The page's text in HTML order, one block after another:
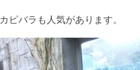
カピバラも人気があります。